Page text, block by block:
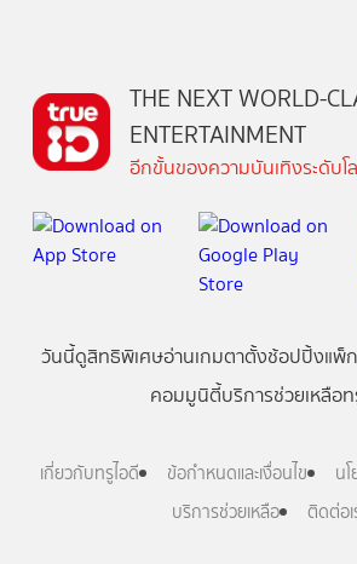
THE NEXT WORLD-
ENTERTAINMENT
อีกขั้นของความบันเทิงระดับ
วันนี้ดูสิทธิพิเศษอ่านเกมตาตั้งช้อปปิ้งแพ็
คอมมูนิตี้บริการช่วยเหลือท
เกี่ยวกับทรูไอดี ข้อกำหนดและเงื่อนไข
น
บริการช่วยเหลือ
ติดต่อเ